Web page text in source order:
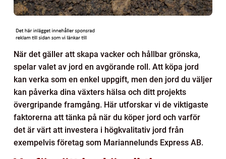
När det gäller att skapa vacker och hållbar grönska,
spelar valet av jord en avgörande roll. Att köpa jord
kan verka som en enkel uppgift, men den jord du väljer
kan påverka dina växters hälsa och ditt projekts
övergripande framgång. Här utforskar vi de viktigaste
faktorerna att tänka på när du köper jord och varför
det är värt att investera i högkvalitativ jord från
exempelvis företag som Mariannelunds Express AB.